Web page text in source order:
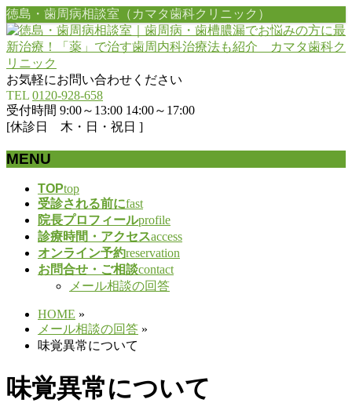
徳島・歯周病相談室（カマタ歯科クリニック）
お気軽にお問い合わせください
TEL 0120-928-658
受付時間 9:00～13:00 14:00～17:00
[休診日 木・日・祝日 ]
MENU
TOPtop
受診される前にfast
院長プロフィールprofile
診療時間・アクセスaccess
オンライン予約reservation
お問合せ・ご相談contact
メール相談の回答
HOME »
メール相談の回答 »
味覚異常について
味覚異常について